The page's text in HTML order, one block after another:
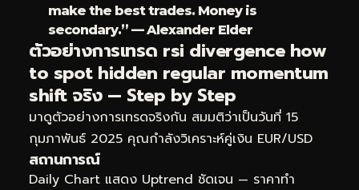
make the best trades. Money is
secondary.” — Alexander Elder
ตัวอย่างการเทรด rsi divergence how
to spot hidden regular momentum
shift จริง — Step by Step
มาดูตัวอย่างการเทรดจริงกัน สมมติว่าเป็นวันที่ 15
กุมภาพันธ์ 2025 คุณกำลังวิเคราะห์คู่เงิน EUR/USD
สถานการณ์
Daily Chart แสดง Uptrend ชัดเจน — ราคาทำ